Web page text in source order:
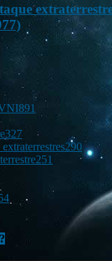
891
327
290
251